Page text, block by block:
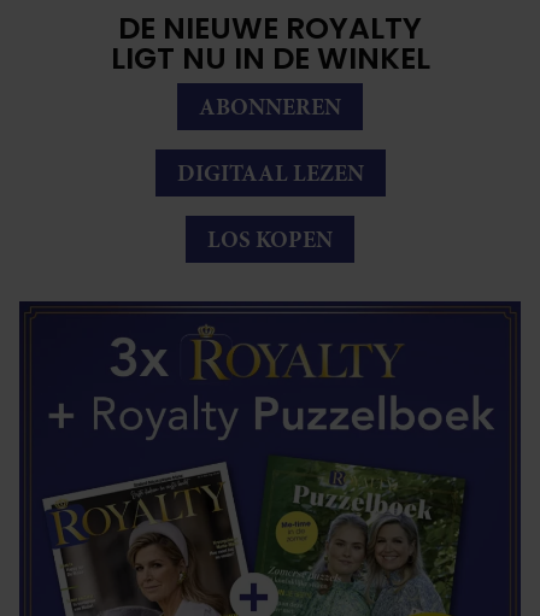
DE NIEUWE ROYALTY
LIGT NU IN DE WINKEL
ABONNEREN
DIGITAAL LEZEN
LOS KOPEN